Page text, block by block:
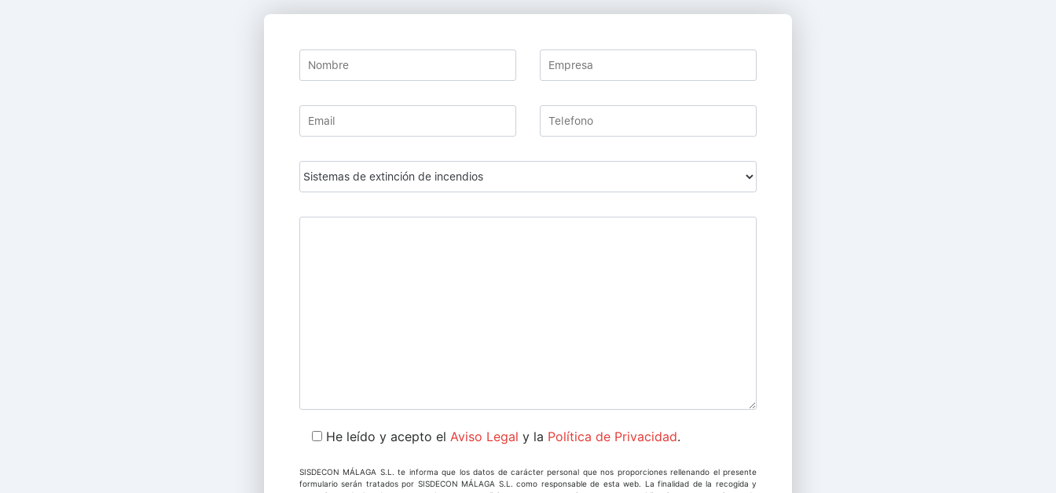
He leído y acepto el Aviso Legal y la Política de Privacidad.
SISDECON MÁLAGA S.L. te informa que los datos de carácter personal que nos proporciones rellenando el presente
formulario serán tratados por SISDECON MÁLAGA S.L. como responsable de esta web. La finalidad de la recogida y